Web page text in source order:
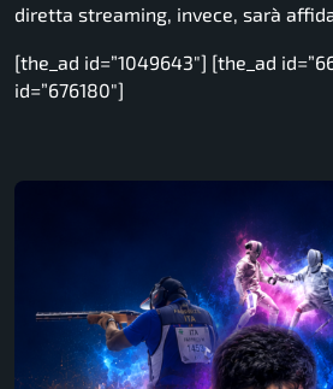
diretta streaming, invece, sarà
[the_ad id=”1049643″] [the_ad
id=”676180″]